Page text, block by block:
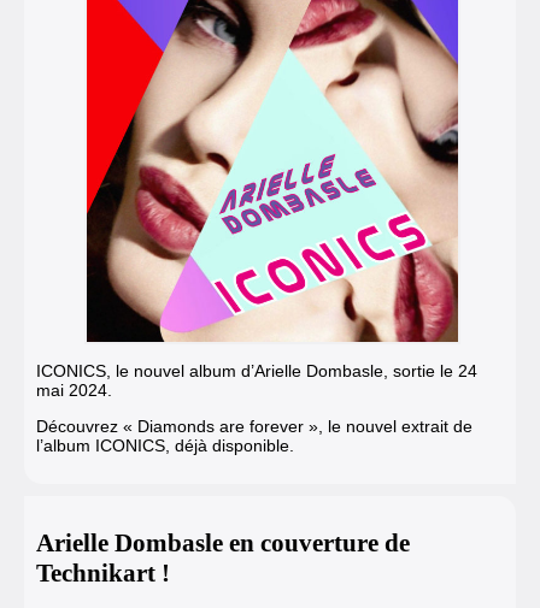
ICONICS, le nouvel album d’Arielle Dombasle, sortie le 24
mai 2024.
Découvrez « Diamonds are forever », le nouvel extrait de
l’album ICONICS, déjà disponible.
Arielle Dombasle en couverture de
Technikart !